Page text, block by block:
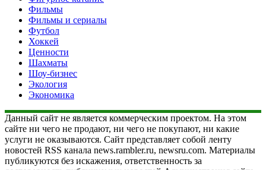
Фильмы
Фильмы и сериалы
Футбол
Хоккей
Ценности
Шахматы
Шоу-бизнес
Экология
Экономика
Данный сайт не является коммерческим проектом. На этом
сайте ни чего не продают, ни чего не покупают, ни какие
услуги не оказываются. Сайт представляет собой ленту
новостей RSS канала news.rambler.ru, newsru.com. Материалы
публикуются без искажения, ответственность за